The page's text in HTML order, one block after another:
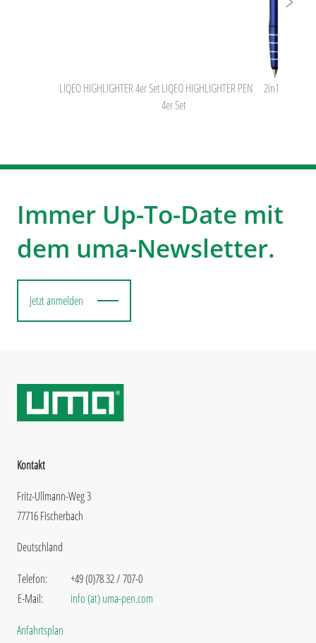
LIQEO HIGHLIGHTER 4er SetLIQEO HIGHLIGHTER PEN
4er Set
2in1
Immer Up-To-Date mit
dem uma-Newsletter.
Jetzt anmelden
Kontakt
Fritz-Ullmann-Weg 3
77716 Fischerbach
Deutschland
Telefon:
E-Mail:
+49 (0)78 32 / 707-0
info (at) uma-pen.com
Anfahrtsplan